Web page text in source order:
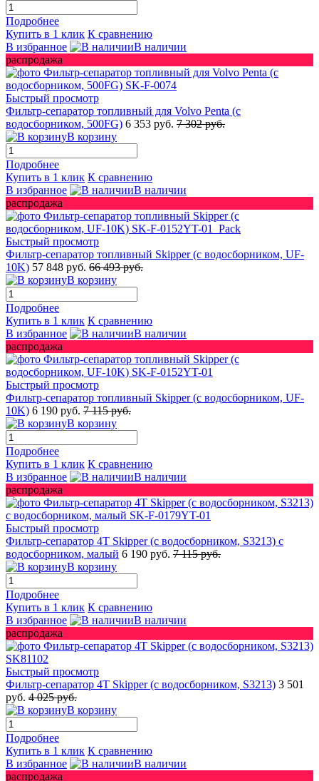
Подробнее
Купить в 1 клик К сравнению
В избранное
В наличии
распродажа
Быстрый просмотр
Фильтр-сепаратор топливный для Volvo Penta (с
водосборником, 500FG) 6 353 руб. 7 302 руб.
В корзину
Подробнее
Купить в 1 клик К сравнению
В избранное
В наличии
распродажа
Быстрый просмотр
Фильтр-сепаратор топливный Skipper (с водосборником, UF-
10K) 57 848 руб. 66 493 руб.
В корзину
Подробнее
Купить в 1 клик К сравнению
В избранное
В наличии
распродажа
Быстрый просмотр
Фильтр-сепаратор топливный Skipper (с водосборником, UF-
10K) 6 190 руб. 7 115 руб.
В корзину
Подробнее
Купить в 1 клик К сравнению
В избранное
В наличии
распродажа
Быстрый просмотр
Фильтр-сепаратор 4T Skipper (с водосборником, S3213) с
водосборником, малый 6 190 руб. 7 115 руб.
В корзину
Подробнее
Купить в 1 клик К сравнению
В избранное
В наличии
распродажа
Быстрый просмотр
Фильтр-сепаратор 4T Skipper (с водосборником, S3213) 3 501
руб. 4 025 руб.
В корзину
Подробнее
Купить в 1 клик К сравнению
В избранное
В наличии
распродажа